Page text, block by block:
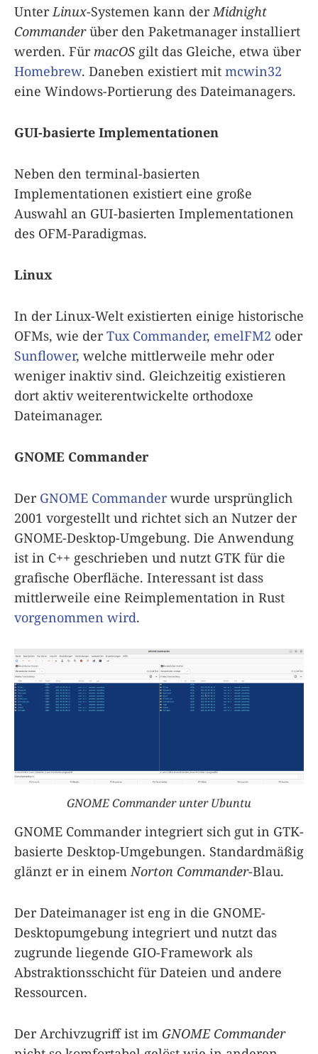
UnterLinux-Systemen kann derMidnight
Commanderüber den Paketmanager installiert
werden. Für macOS gilt das Gleiche, etwa über
Homebrew. Daneben existiert mit mcwin32
eine Windows-Portierung des Dateimanagers.
GUI-basierte Implementationen
Neben den terminal-basierten
Implementationen existiert eine große
Auswahl an GUI-basierten Implementationen
des OFM-Paradigmas.
Linux
In der Linux-Welt existierten einige historische
OFMs, wie derTux Commander, emelFM2 oder
Sunflower, welche mittlerweile mehr oder
weniger inaktiv sind. Gleichzeitig existieren
dort aktiv weiterentwickelte orthodoxe
Dateimanager.
GNOME Commander
Der GNOME Commanderwurde ursprünglich
2001 vorgestellt und richtet sich an Nutzer der
GNOME-Desktop-Umgebung. Die Anwendung
ist in C++ geschrieben und nutzt GTK für die
grafische Oberfläche. Interessant ist dass
mittlerweile eine Reimplementation in Rust
vorgenommen wird.
GNOME Commander unter Ubuntu
GNOME Commander integriert sich gut in GTK-
basierte Desktop-Umgebungen. Standardmäßig
glänzt er in einemNorton Commander-Blau.
Der Dateimanager ist eng in die GNOME-
Desktopumgebung integriert und nutzt das
zugrunde liegende GIO-Framework als
Abstraktionsschicht für Dateien und andere
Ressourcen.
Der Archivzugriff ist im GNOME Commander